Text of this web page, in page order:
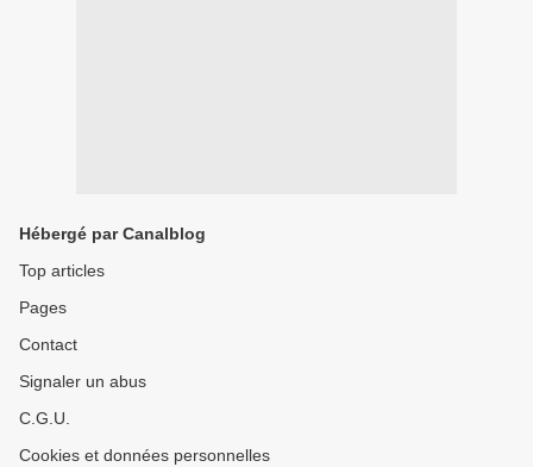
Hébergé par Canalblog
Top articles
Pages
Contact
Signaler un abus
C.G.U.
Cookies et données personnelles